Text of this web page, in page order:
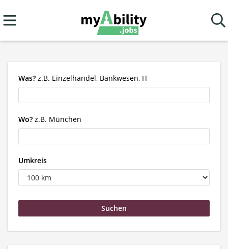
Was? z.B. Einzelhandel, Bankwesen, IT
Wo? z.B. München
Umkreis